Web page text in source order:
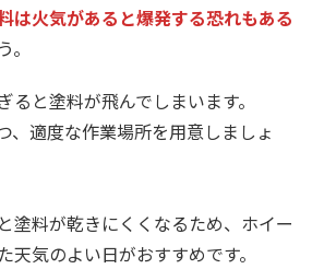
は火気があると爆発する恐れもある
。
ると塗料が飛んでしまいます。
、適度な作業場所を用意しましょ
塗料が乾きにくくなるため、ホイー
天気のよい日がおすすめです。